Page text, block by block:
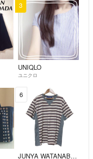
3
UNIQLO
ユニクロ
6
JUNYA WATANABE MAN